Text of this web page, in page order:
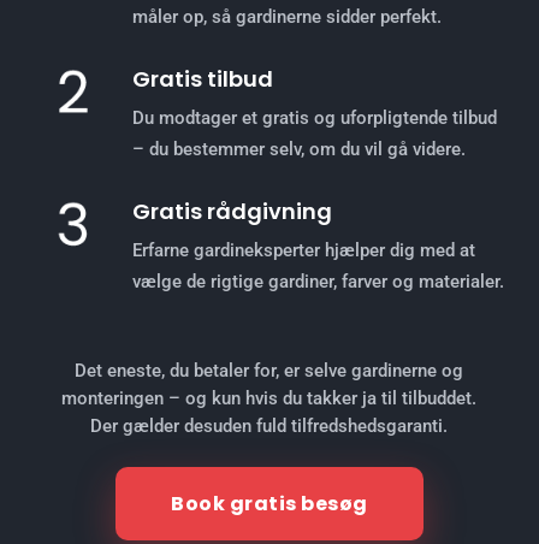
måler op, så gardinerne sidder perfekt.
Gratis tilbud
Du modtager et gratis og uforpligtende tilbud
– du bestemmer selv, om du vil gå videre.
Gratis rådgivning
Erfarne gardineksperter hjælper dig med at
vælge de rigtige gardiner, farver og materialer.
Det eneste, du betaler for, er selve gardinerne og
monteringen – og kun hvis du takker ja til tilbuddet.
Der gælder desuden fuld tilfredshedsgaranti.
Book gratis besøg